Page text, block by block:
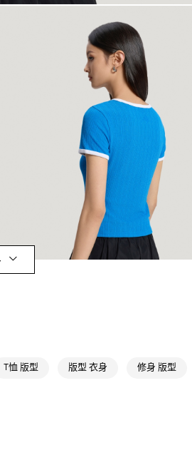
T恤 版型 版型 衣身 修身 版型